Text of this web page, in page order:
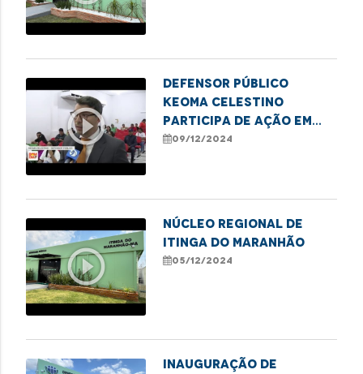
play_circle_outline
Defensor público
Keoma Celestino
participa de ação em
alusão ao Dia
Deficiência, em Caxias
09/12/2024
play_circle_outline
NÚCLEO REGIONAL DE
ITINGA DO MARANHÃO
05/12/2024
Inauguração de